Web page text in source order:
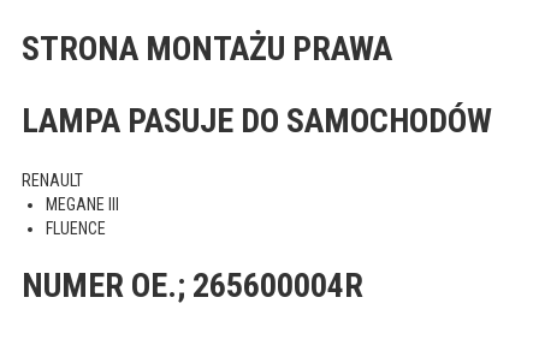
STRONA MONTAŻU PRAWA
LAMPA PASUJE DO SAMOCHODÓW
RENAULT
MEGANE III
FLUENCE
NUMER OE.; 265600004R